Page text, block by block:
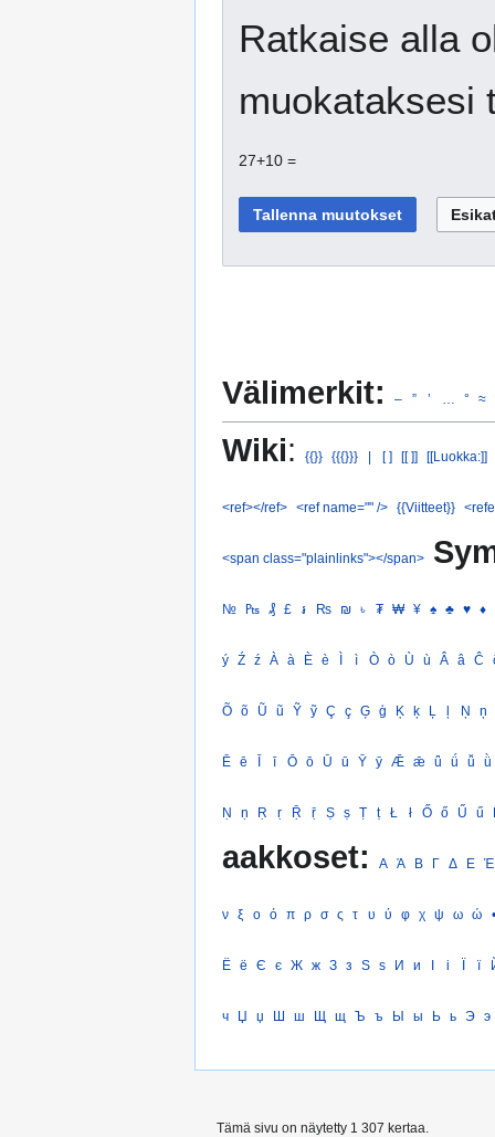
Ratkaise alla
muokataksesi
27+10 =
Välimerkit: – ” ’ ° ≈
Wiki: {{}} {{{}}} | [ ] [[ ]] [[Luokka:]]
<ref></ref> <ref name="" /> {{Viitteet}}
<span class="plainlinks"></span>
№ ₧ ₰ £ ៛ ₨ ₪ ৳ ₮ ₩ ¥ ♠ ♣ ♥ ♦
ý Ź ź À à È è Ì ì Ò ò Ù ù Â â Ĉ
Õ õ Ũ ũ Ỹ ỹ Ç ç Ģ ģ Ķ ķ Ļ ļ Ņ ņ
Ē ē Ī ī Ō ō Ū ū Ȳ ȳ Ǣ ǣ ǖ ǘ ǚ ǜ
Ṇ ṇ Ṛ ṛ Ṝ ṝ Ṣ ṣ Ṭ ṭ Ł ł Ő ő Ű ű
aakkoset: Α Ά Β Γ Δ Ε Έ
ν ξ ο ό π ρ σ ς τ υ ύ φ χ ψ ω ώ •
Ё ё Є є Ж ж З з Ѕ ѕ И и І і Ї ї
ч Џ џ Ш ш Щ щ Ъ ъ Ы ы Ь ь Э э
Tämä sivu on näytetty 1 307 kertaa.